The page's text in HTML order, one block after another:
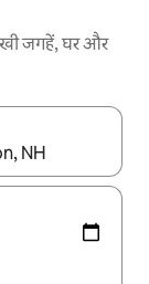
जगहें, घर और
करके नेविगेट